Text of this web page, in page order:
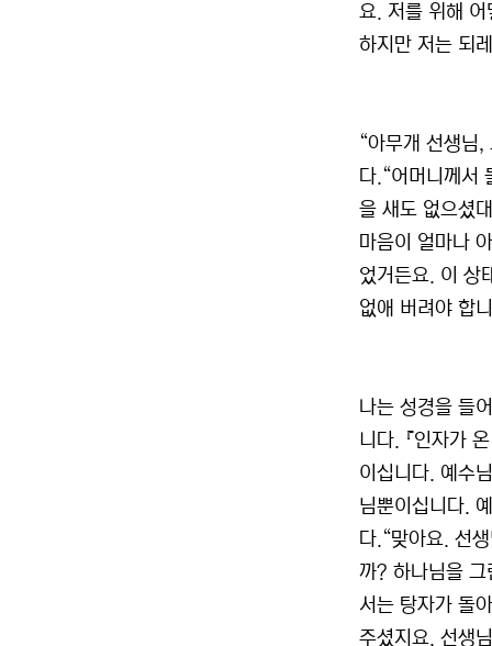
요. 저를 위해
하지만 저는 되
“아무개 선생님
다.“어머니께서
을 새도 없으셨
마음이 얼마나
었거든요. 이 상
없애 버려야 합
나는 성경을 들
니다. 『인자가
이십니다. 예수
님뿐이십니다.
다.“맞아요. 선
까? 하나님을
서는 탕자가 돌
주셨지요. 선생